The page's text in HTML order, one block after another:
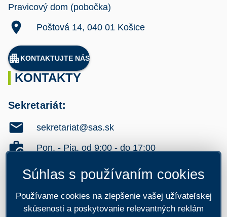
Pravicový dom (pobočka)
location_on Poštová 14, 040 01 Košice
apartment KONTAKTUJTE NÁS
KONTAKTY
Sekretariát:
mail sekretariat@sas.sk
work_history Pon. - Pia. od 9:00 - do 17:00
Verejnosť:
work_history Pon. - Pia. od 9:00 - do 17:00
Súhlas s používaním cookies
Používame cookies na zlepšenie vašej užívateľskej
skúsenosti a poskytovanie relevantných reklám